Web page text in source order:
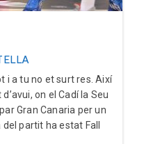
i a tu no et surt res. Així
on el Cadí la Seu
Gran Canaria per un
partit ha estat Fall